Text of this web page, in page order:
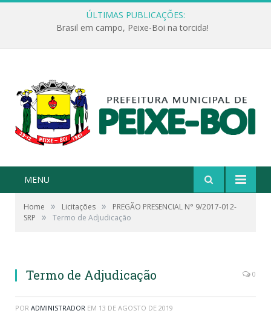
ÚLTIMAS PUBLICAÇÕES:
Brasil em campo, Peixe-Boi na torcida!
MENU
Home » Licitações »
PREGÃO PRESENCIAL N° 9/2017-012-
SRP
» Termo de Adjudicação
Termo de Adjudicação 0
POR ADMINISTRADOR EM 13 DE AGOSTO DE 2019